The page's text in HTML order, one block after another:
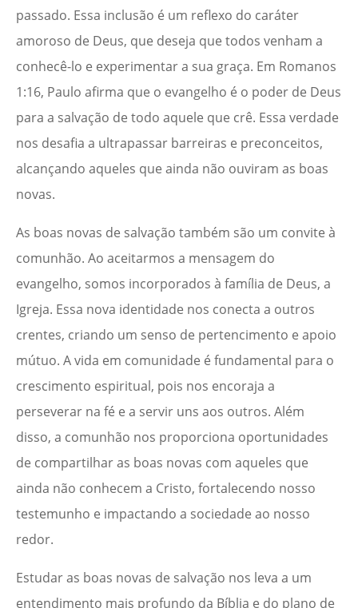
passado. Essa inclusão é um reflexo do caráter
amoroso de Deus, que deseja que todos venham a
conhecê-lo e experimentar a sua graça. Em Romanos
1:16, Paulo afirma que o evangelho é o poder de Deus
para a salvação de todo aquele que crê. Essa verdade
nos desafia a ultrapassar barreiras e preconceitos,
alcançando aqueles que ainda não ouviram as boas
novas.
As boas novas de salvação também são um convite à
comunhão. Ao aceitarmos a mensagem do
evangelho, somos incorporados à família de Deus, a
Igreja. Essa nova identidade nos conecta a outros
crentes, criando um senso de pertencimento e apoio
mútuo. A vida em comunidade é fundamental para o
crescimento espiritual, pois nos encoraja a
perseverar na fé e a servir uns aos outros. Além
disso, a comunhão nos proporciona oportunidades
de compartilhar as boas novas com aqueles que
ainda não conhecem a Cristo, fortalecendo nosso
testemunho e impactando a sociedade ao nosso
redor.
Estudar as boas novas de salvação nos leva a um
entendimento mais profundo da Bíblia e do plano de